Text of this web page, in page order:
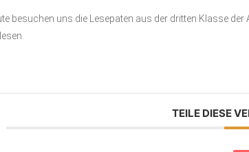
besuchen uns die Lesepaten aus der dritten Klasse
TEILE DIESE